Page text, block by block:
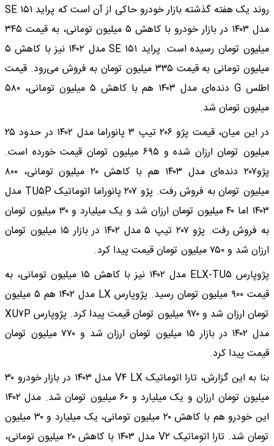
روند یک هفته گذشته بازار خودرو حاکی از آن است که پراید ۱۵۱ SE
مدل ۱۴۰۳ در بازار خودرو با کاهش ۵ میلیون تومانی، به قیمت ۳۴۵
میلیون تومان رسیده است. پراید ۱۵۱ SE مدل ۱۴۰۲ نیز با کاهش ۵
میلیون تومانی به قیمت ۳۳۵ میلیون تومان به فروش می‌رود. قیمت
اطلس G دنده‌ای مدل ۱۴۰۳ هم با کاهش ۵ میلیون تومانی، ۵۸۰
میلیون تومان شد.
در این میان، قیمت پژو ۲۰۶ تیپ ۳ پانوراما مدل ۱۴۰۲ در حدود ۲۵
میلیون تومان ارزان شده و ۶۹۵ میلیون تومان قیمت خورده است.
پژو۲۰۷ دنده‌ای مدل ۱۴۰۳ هم با کاهش ۲۰ میلیون تومانی، ۸۰۰
میلیون تومان به فروش رفت. پژو ۲۰۷ پانوراما اتوماتیک TU۵P مدل
۱۴۰۳ اما ۴۰ میلیون تومان ارزان شد و یک میلیارد و ۳۰ میلیون تومان
به فروش رفت. پژو ۲۰۷ تیپ ۵ مدل ۱۴۰۲ در بازار ۱۵ میلیون تومان
ارزان شد و ۷۵۰ میلیون تومان قیمت پیدا کرد.
پژوپارس ELX-TU۵ مدل ۱۴۰۲ نیز با کاهش ۱۵ میلیون تومانی، به
قیمت ۹۰۰ میلیون تومان رسید. پژوپارس LX مدل ۱۴۰۲ هم ۵ میلیون
تومان ارزان شد و ۹۷۰ میلیون تومان قیمت پیدا کرد. پژوپارس XU۷P
مدل ۱۴۰۲ در بازار ۱۵ میلیون تومان ارزان شد و ۷۷۰ میلیون تومان
قیمت پیدا کرد.
بنا به این گزارش، تارا اتوماتیک V۴ LX مدل ۱۴۰۳ در بازار خودرو ۳۰
میلیون تومان ارزان و یک میلیارد و ۶۰ میلیون تومان شد. مدل ۱۴۰۲
این خودرو هم با کاهش ۲۰ میلیون تومانی، یک میلیارد و ۳۰ میلیون
تومان شد. تارا اتوماتیک V۲ مدل ۱۴۰۳ با کاهش ۲۰ میلیون تومانی،